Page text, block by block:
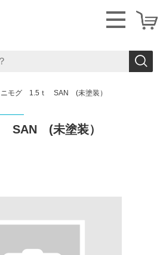
ニモグ 1.5ｔ SAN (未塗装）
SAN (未塗装）